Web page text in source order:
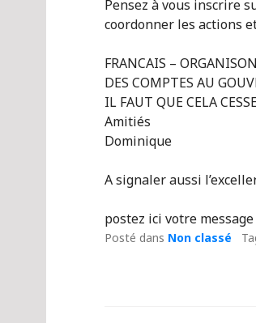
Pensez à vous inscrire
coordonner les actions
FRANCAIS –
DES COMPTES AU
IL FAUT QUE CELA
Amitiés
Dominique
A signaler aussi
postez ici votre message
Posté dans Non classé